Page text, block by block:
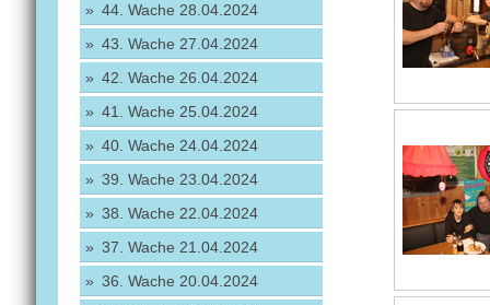
44. Wache 28.04.2024
43. Wache 27.04.2024
42. Wache 26.04.2024
41. Wache 25.04.2024
40. Wache 24.04.2024
39. Wache 23.04.2024
38. Wache 22.04.2024
37. Wache 21.04.2024
36. Wache 20.04.2024